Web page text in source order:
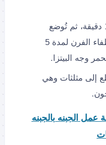
تدخل العجينة الفرن لمدة 15 دقيقة، ثم تُوضع
تحت الشواية مباشرةً بعد إطفاء الفرن لمدة 5
وجه البيتزا.
إلى مثلثات وهي
عمل الجبنه بالجبنه